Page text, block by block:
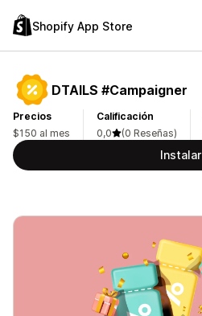
Shopify App Store
DTAILS #Campaigner
Precios
$150 al mes
Calificación
0,0
(0 Reseñas)
Instalar